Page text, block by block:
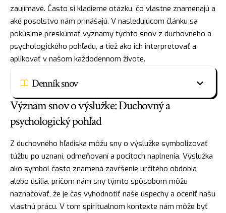
zaujímavé. Často si kladieme otázku, čo vlastne znamenajú a
aké posolstvo nám prinášajú. V nasledujúcom článku sa
pokúsime preskúmať významy týchto snov z duchovného a
psychologického pohľadu, a tiež ako ich interpretovať a
aplikovať v našom každodennom živote.
Denník snov
Význam snov o výslužke: Duchovný a
psychologický pohľad
Z duchovného hľadiska môžu sny o výslužke symbolizovať
túžbu po uznaní, odmeňovaní a pocitoch naplnenia. Výslužka
ako symbol často znamená zavŕšenie určitého obdobia
alebo úsilia, pričom nám sny týmto spôsobom môžu
naznačovať, že je čas vyhodnotiť naše úspechy a oceniť našu
vlastnú prácu. V tom spiritualnom kontexte nám môže byť